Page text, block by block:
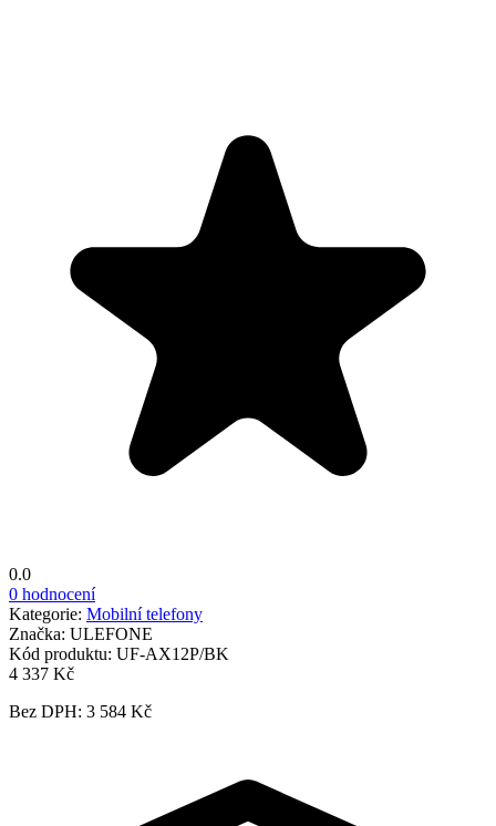
0.0
0 hodnocení
Kategorie: Mobilní telefony
Značka: ULEFONE
Kód produktu: UF-AX12P/BK
4 337 Kč
Bez DPH: 3 584 Kč